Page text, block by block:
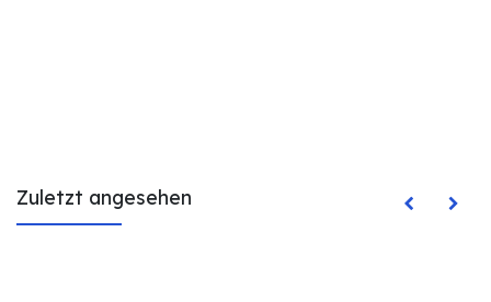
Zuletzt angesehen